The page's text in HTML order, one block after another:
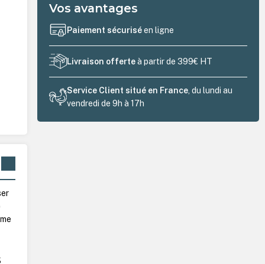
Vos avantages
Paiement sécuriséen ligne
Livraison offerteà partir de 399€ HT
Service Client situé en France , du lundi au
vendredi de 9h à 17h